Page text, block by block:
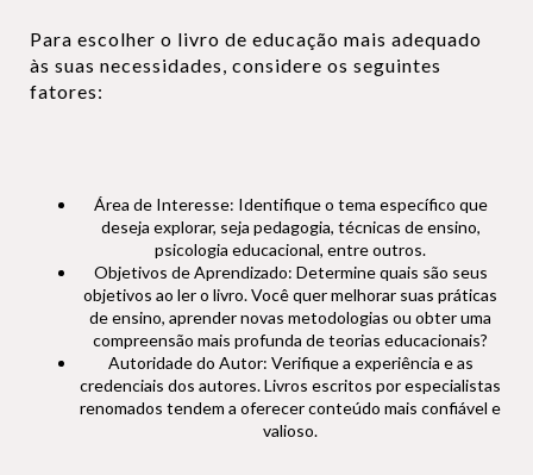
Para escolher o livro de educação mais adequado
às suas necessidades, considere os seguintes
fatores:
Área de Interesse: Identifique o tema específico que
deseja explorar, seja pedagogia, técnicas de ensino,
psicologia educacional, entre outros.
Objetivos de Aprendizado: Determine quais são seus
objetivos ao ler o livro. Você quer melhorar suas práticas
de ensino, aprender novas metodologias ou obter uma
compreensão mais profunda de teorias educacionais?
Autoridade do Autor: Verifique a experiência e as
credenciais dos autores. Livros escritos por especialistas
renomados tendem a oferecer conteúdo mais confiável e
valioso.